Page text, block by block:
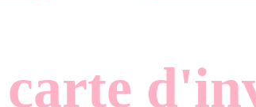
carte